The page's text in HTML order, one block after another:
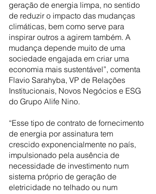
geração de energia limpa, no sentido
de reduzir o impacto das mudanças
climáticas, bem como serve para
inspirar outros a agirem também. A
mudança depende muito de uma
sociedade engajada em criar uma
economia mais sustentável”, comenta
Flavio Sarahyba, VP de Relações
Institucionais, Novos Negócios e ESG
do Grupo Alife Nino.
“Esse tipo de contrato de fornecimento
de energia por assinatura tem
crescido exponencialmente no país,
impulsionado pela ausência de
necessidade de investimento num
sistema próprio de geração de
eletricidade no telhado ou num